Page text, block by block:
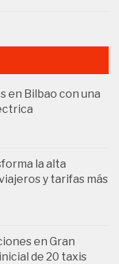
en Bilbao con una
la alta
y tarifas más
en Gran
de 20 taxis